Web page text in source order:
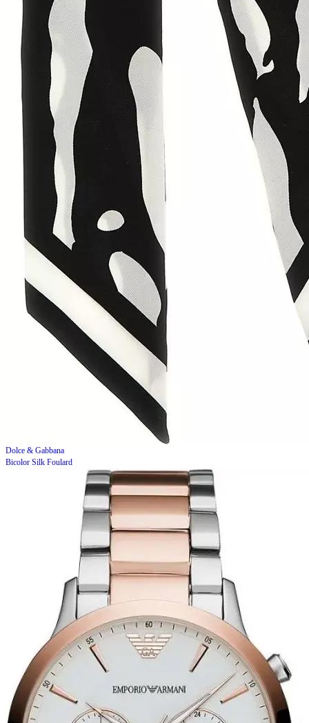
Dolce & Gabbana
Bicolor Silk Foulard